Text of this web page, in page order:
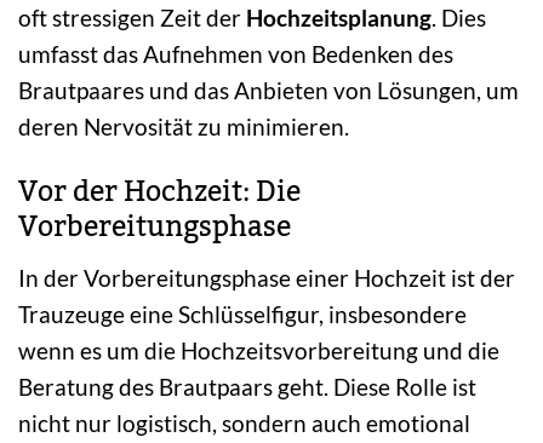
oft stressigen Zeit der Hochzeitsplanung. Dies
umfasst das Aufnehmen von Bedenken des
Brautpaares und das Anbieten von Lösungen, um
deren Nervosität zu minimieren.
Vor der Hochzeit: Die
Vorbereitungsphase
In der Vorbereitungsphase einer Hochzeit ist der
Trauzeuge eine Schlüsselfigur, insbesondere
wenn es um die Hochzeitsvorbereitung und die
Beratung des Brautpaars geht. Diese Rolle ist
nicht nur logistisch, sondern auch emotional